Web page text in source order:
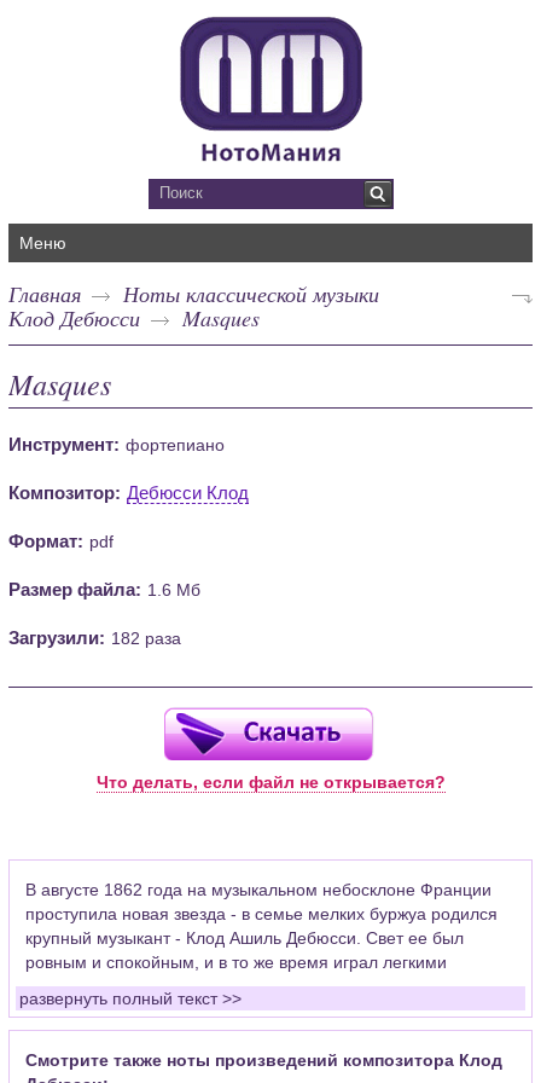
Меню
Главная
Ноты классической музыки
Клод Дебюсси
Masques
Masques
Инструмент: фортепиано
Композитор: Дебюсси Клод
Формат: pdf
Размер файла: 1.6 Мб
Загрузили: 182 раза
Что делать, если файл не открывается?
В августе 1862 года на музыкальном небосклоне Франции
проступила новая звезда - в семье мелких буржуа родился
крупный музыкант - Клод Ашиль Дебюсси. Свет ее был
ровным и спокойным, и в то же время играл легкими
восхитительными красками.
Клод Дебюсси появился, чтобы создавать новую музыку -
еще будучи студентом парижской консерватории, он
проявлял самостоятельное творческое мышление и
развернуть полный текст >>
Смотрите также ноты произведений композитора Клод